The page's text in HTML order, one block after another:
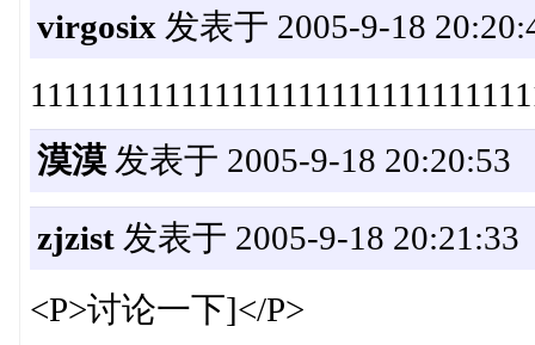
virgosix 发表于 2005-9-18
漠漠发表于 2005-9-18 20:20:53
zjzist发表于 2005-9-18 20:21:33
<P>讨论一下]</P>